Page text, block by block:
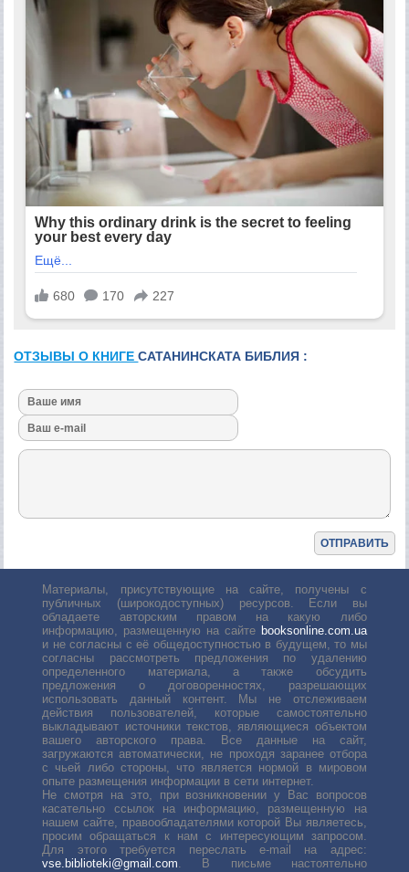
ОТЗЫВЫ О КНИГЕСАТАНИНСКАТА БИБЛИЯ :
Материалы, присутствующие на сайте, получены с
публичных (широкодоступных) ресурсов. Если вы
обладаете авторским правом на какую либо
информацию, размещенную на сайте booksonline.com.ua
и не согласны с её общедоступностью в будущем, то мы
согласны рассмотреть предложения по удалению
определенного материала, а также обсудить
предложения о договоренностях, разрешающих
использовать данный контент. Мы не отслеживаем
действия пользователей, которые самостоятельно
выкладывают источники текстов, являющиеся объектом
вашего авторского права. Все данные на сайт,
загружаются автоматически, не проходя заранее отбора
с чьей либо стороны, что является нормой в мировом
опыте размещения информации в сети интернет.
Не смотря на это, при возникновении у Вас вопросов
касательно ссылок на информацию, размещенную на
нашем сайте, правообладателями которой Вы являетесь,
просим обращаться к нам с интересующим запросом.
Для этого требуется переслать е-mail на адрес:
vse.biblioteki@gmail.com. В письме настоятельно